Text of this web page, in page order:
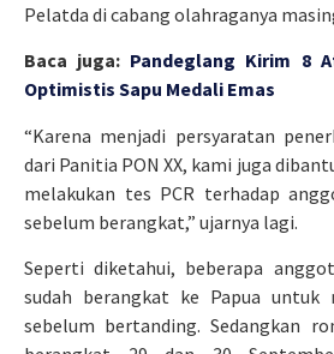
Pelatda di cabang olahraganya
Baca juga: Pandeglang Kirim 8
Optimistis Sapu Medali Emas
“Karena menjadi persyaratan
dari Panitia PON XX, kami juga
melakukan tes PCR terhadap
sebelum berangkat,” ujarnya lagi.
Seperti diketahui, beberapa
sudah berangkat ke Papua untuk
sebelum bertanding. Sedangkan